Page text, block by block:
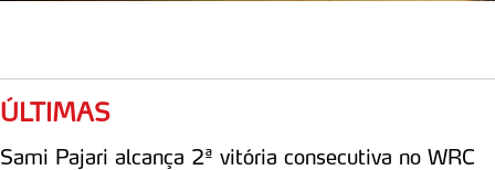
ÚLTIMAS
Sami Pajari alcança 2ª vitória consecutiva no WRC